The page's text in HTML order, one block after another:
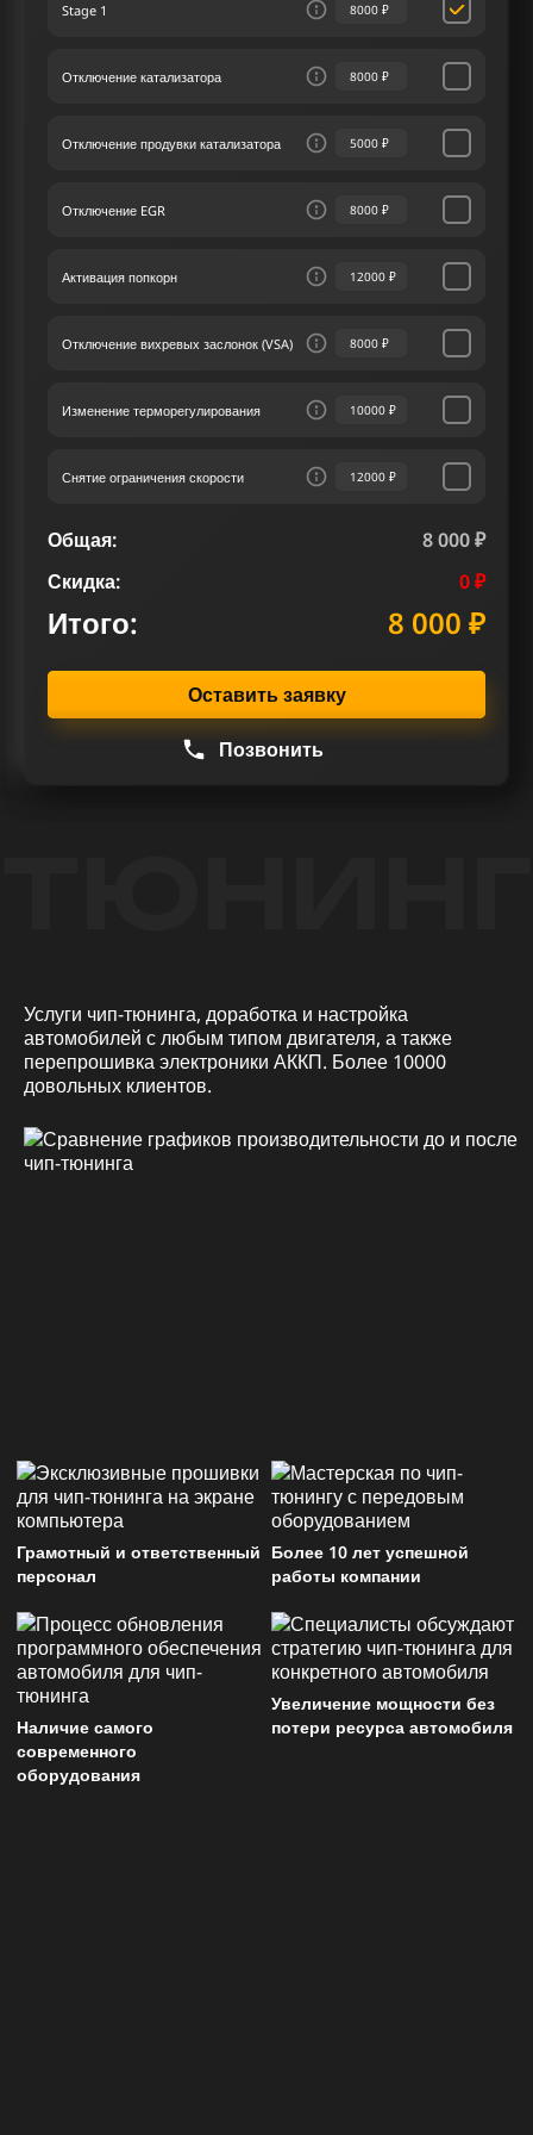
усилению лошадиных сил и крутящего момента,
автомобиля.
клиентоориентированным подходом,
обеспечивая высший стандарт обслуживания.
разрабатывают персонализированные
стратегии улучшения Киа Cerato II 2.0 156 лс,
предпочтениям.
Stage 1 8000 ₽
Отключение катализатора 8000 ₽
Отключение продувки катализатора 5000 ₽
Отключение EGR 8000 ₽
Активация попкорн 12000 ₽
Отключение вихревых заслонок (VSA) 8000 ₽
Изменение терморегулирования 10000 ₽
Снятие ограничения скорости 12000 ₽
Общая:
8 000 ₽
Скидка:
0 ₽
Итого: 8 000 ₽
Оставить заявку
Позвонить
Услуги чип-тюнинга, доработка и настройка
автомобилей с любым типом двигателя, а также
перепрошивка электроники АККП. Более 10000
довольных клиентов.
Грамотный и ответственный
персонал
Более 10 лет успешной
работы компании
Наличие самого
современного
оборудования
Увеличение мощности без
потери ресурса автомобиля